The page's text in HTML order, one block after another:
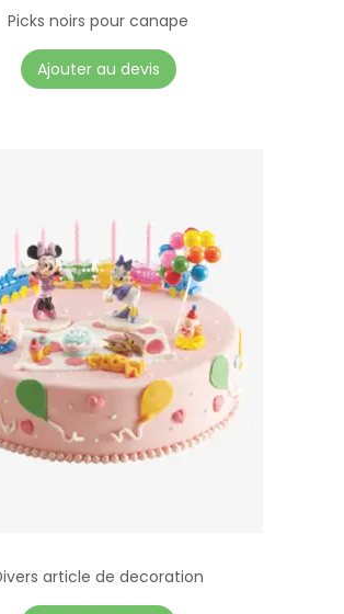
Picks noirs pour canape
Ajouter au devis
article de decoration